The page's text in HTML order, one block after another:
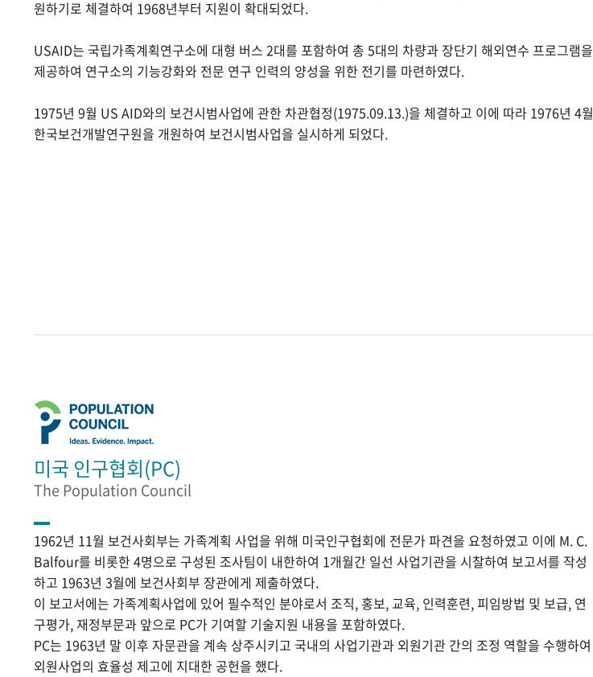
원하기로 체결하여 1968년부터 지원이 확대되었다.
USAID는 국립가족계획연구소에 대형 버스 2대를 포함하여 총 5대의 차량과 장단기 해외연수 프로그램을
제공하여 연구소의 기능강화와 전문 연구 인력의 양성을 위한 전기를 마련하였다.
1975년 9월 US AID와의 보건시범사업에 관한 차관협정(1975.09.13.)을 체결하고 이에 따라 1976년 4월
한국보건개발연구원을 개원하여 보건시범사업을 실시하게 되었다.
미국 인구협회(PC)
The Population Council
1962년 11월 보건사회부는 가족계획 사업을 위해 미국인구협회에 전문가 파견을 요청하였고 이에 M. C.
Balfour를 비롯한 4명으로 구성된 조사팀이 내한하여 1개월간 일선 사업기관을 시찰하여 보고서를 작성
하고 1963년 3월에 보건사회부 장관에게 제출하였다.
이 보고서에는 가족계획사업에 있어 필수적인 분야로서 조직, 홍보, 교육, 인력훈련, 피임방법 및 보급, 연
구평가, 재정부문과 앞으로 PC가 기여할 기술지원 내용을 포함하였다.
PC는 1963년 말 이후 자문관을 계속 상주시키고 국내의 사업기관과 외원기관 간의 조정 역할을 수행하여
외원사업의 효율성 제고에 지대한 공헌을 했다.